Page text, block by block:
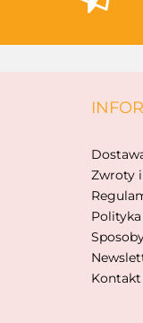
Zwroty
Kontakt